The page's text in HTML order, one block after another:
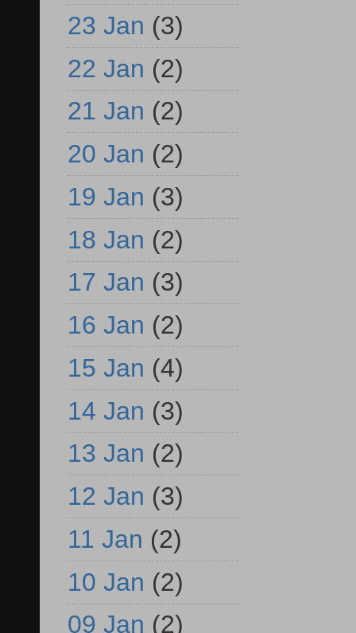
23 Jan (3)
22 Jan (2)
21 Jan (2)
20 Jan (2)
19 Jan (3)
18 Jan (2)
17 Jan (3)
16 Jan (2)
15 Jan (4)
14 Jan (3)
13 Jan (2)
12 Jan (3)
11 Jan (2)
10 Jan (2)
09 Jan (2)